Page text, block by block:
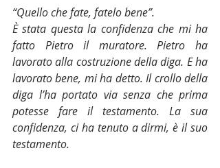
“Quello che fate, fatelo bene”.
È stata questa la confidenza che mi ha
fatto Pietro il muratore. Pietro ha
lavorato alla costruzione della diga. E ha
lavorato bene, mi ha detto. Il crollo della
diga l’ha portato via senza che prima
potesse fare il testamento. La sua
confidenza, ci ha tenuto a dirmi, è il suo
testamento.